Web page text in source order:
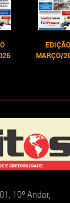
EDIÇÃO
MARÇO/
10º Andar,